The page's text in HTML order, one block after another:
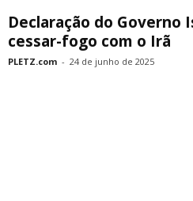
Declaração do Governo
cessar-fogo com o Irã
PLETZ.com - 24 de junho de 2025